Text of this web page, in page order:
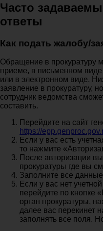
Часто
ответы
Как подать жалобу/
Обращение в прокуратуру
приеме, в письменном
или в электронном виде.
заявление в прокуратуру,
сотрудник ведомства
составить.
Перейдите на сайт
https://
Если у вас есть
то нажмите
После авторизации
прокуратуры где вы
Заполните все
Если у вас нет
перейдите по кнопке
орган прокуратуры,
далее вас перекинет
заполнять все поля.